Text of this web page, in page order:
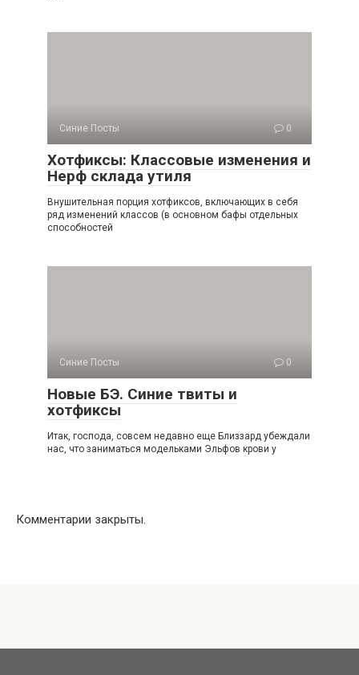
Синие Посты 0
Хотфиксы: Классовые изменения и
Нерф склада утиля
Внушительная порция хотфиксов, включающих в себя
ряд изменений классов (в основном бафы отдельных
способностей
Синие Посты 0
Новые БЭ. Синие твиты и
хотфиксы
Итак, господа, совсем недавно еще Близзард убеждали
нас, что заниматься модельками Эльфов крови у
Комментарии закрыты.